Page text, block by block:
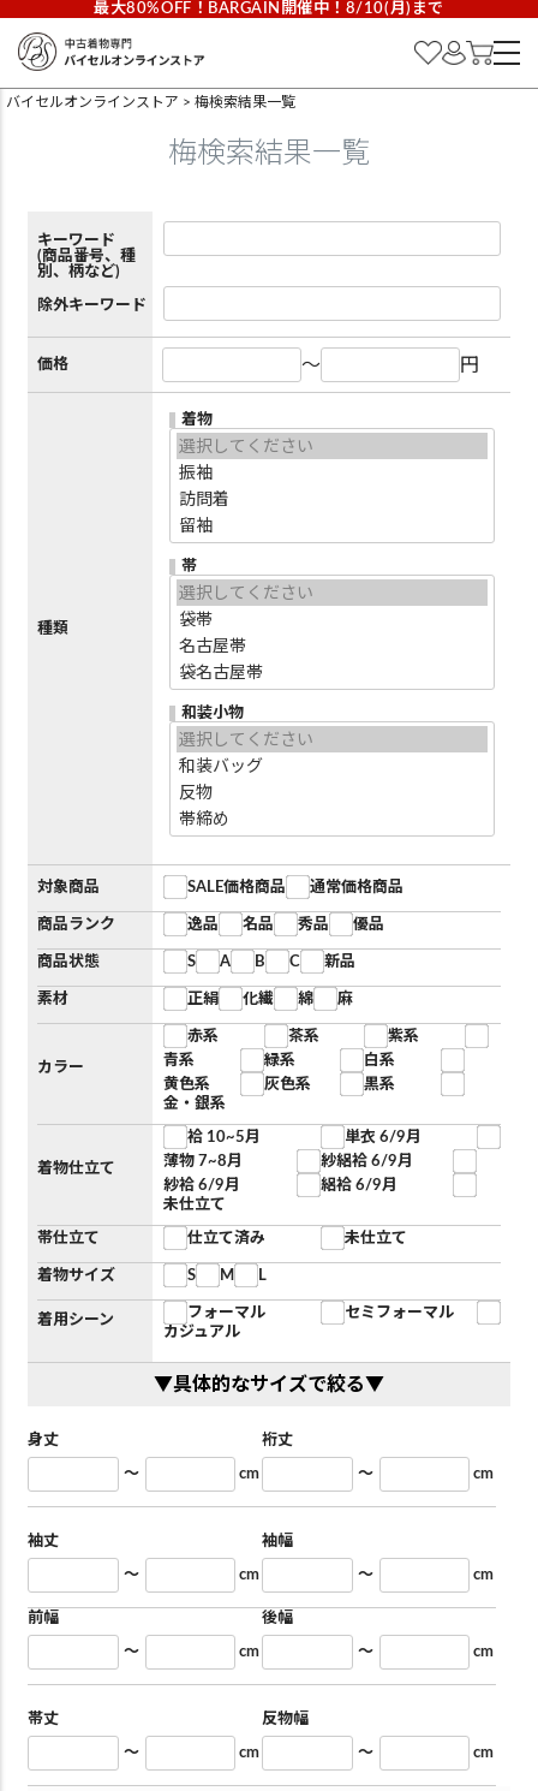
最大80%OFF！BARGAIN開催中！8/10(月)まで
バイセルオンラインストア 梅検索結果一覧
梅検索結果一覧
キーワード
(商品番号、種
別、柄など)
除外キーワード
価格 ～ 円
種類
着物
帯
和装小物
対象商品 SALE価格商品 通常価格商品
商品ランク 逸品 名品 秀品 優品
商品状態 S A B C 新品
素材 正絹 化繊 綿 麻
カラー
赤系 茶系
紫系
青系
緑系
白系
黄色系
灰色系
黒系
金・銀系
着物仕立て
袷 10~5月
単衣 6/9月
薄物 7~8月
紗絽袷 6/9月
紗袷 6/9月
絽袷 6/9月
未仕立て
帯仕立て 仕立て済み 未仕立て
着物サイズ S M L
着用シーン フォーマル
セミフォーマル
カジュアル
▼具体的なサイズで絞る▼
身丈
～ cm
裄丈
～ cm
袖丈
～ cm
袖幅
～ cm
前幅
～ cm
後幅
～ cm
帯丈
～ cm
反物幅
～ cm